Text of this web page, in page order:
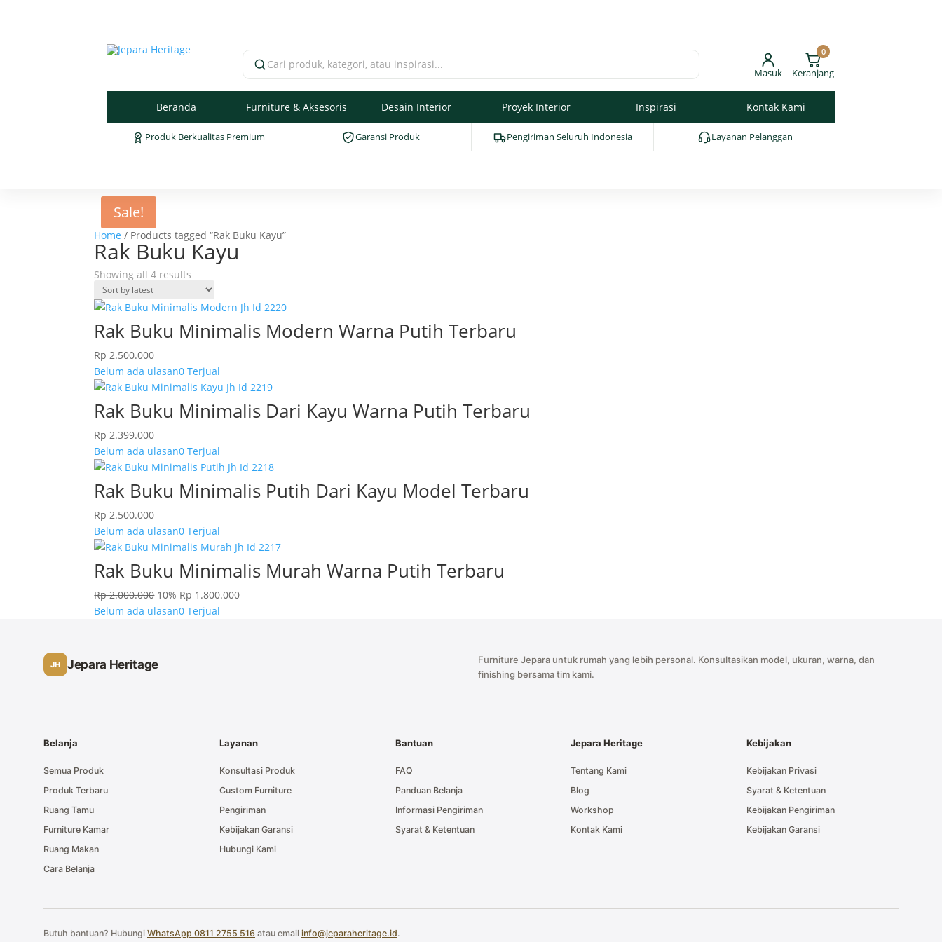
Cari produk Masuk
0
Keranjang
Beranda Furniture & Aksesoris Desain Interior Proyek Interior Inspirasi Kontak Kami
Produk Berkualitas Premium Garansi Produk Pengiriman Seluruh Indonesia Layanan Pelanggan
Home / Products tagged “Rak Buku Kayu”
Rak Buku Kayu
Showing all 4 results
latest
Rak Buku Minimalis Modern Warna Putih Terbaru
Rp 2.500.000
Belum ada ulasan0 Terjual
Rak Buku Minimalis Dari Kayu Warna Putih Terbaru
Rp 2.399.000
Belum ada ulasan0 Terjual
Rak Buku Minimalis Putih Dari Kayu Model Terbaru
Rp 2.500.000
Belum ada ulasan0 Terjual
Sale!
Rak Buku Minimalis Murah Warna Putih Terbaru
Rp2.000.000 10% Rp 1.800.000
Belum ada ulasan0 Terjual
JH Jepara Heritage
Furniture Jepara untuk rumah yang lebih personal. Konsultasikan model, ukuran, warna, dan
finishing bersama tim kami.
Belanja
Semua Produk
Produk Terbaru
Ruang Tamu
Furniture Kamar
Ruang Makan
Cara Belanja
Layanan
Konsultasi Produk
Custom Furniture
Pengiriman
Kebijakan Garansi
Hubungi Kami
Bantuan
FAQ
Panduan Belanja
Informasi Pengiriman
Syarat & Ketentuan
Jepara Heritage
Tentang Kami
Blog
Workshop
Kontak Kami
Kebijakan
Kebijakan Privasi
Syarat & Ketentuan
Kebijakan Pengiriman
Kebijakan Garansi
Butuh bantuan? Hubungi WhatsApp 0811 2755 516 atau email info@jeparaheritage.id.